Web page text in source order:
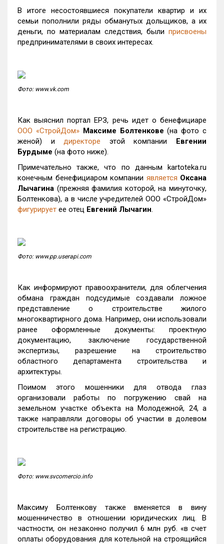
В итоге несостоявшиеся покупатели квартир и их
семьи пополнили ряды обманутых дольщиков, а их
деньги, по материалам следствия, были присвоены
предпринимателями в своих интересах.
Фото: www.vk.com
Как выяснил портал ЕРЗ, речь идет о бенефициаре
ООО «СтройДом» Максиме Болтенкове (на фото с
женой) идиректоре этой компании Евгении
Бурдыме (на фото ниже).
Примечательно также, что по данным kartoteka.ru
конечным бенефициаром компании является Оксана
Лычагина (прежняя фамилия которой, на минуточку,
Болтенкова), а в числе учредителей OOO «СтройДом»
фигурирует ее отец Евгений Лычагин.
Фото: www.pp.userapi.com
Как информируют правоохранители, для облегчения
обмана граждан подсудимые создавали ложное
представление о строительстве жилого
многоквартирного дома. Например, они использовали
ранее оформленные документы: проектную
документацию, заключение государственной
экспертизы, разрешение на строительство
областного департамента строительства и
архитектуры.
Поимом этого мошенники для отвода глаз
организовали работы по погружению свай на
земельном участке объекта на Молодежной, 24, а
также направляли договоры об участии в долевом
строительстве на регистрацию.
Фото: www.svcomercio.info
Максиму Болтенкову также вменяется в вину
мошенничество в отношении юридических лиц. В
частности, он незаконно получил 6 млн руб. «в счет
оплаты оборудования для котельной на строящийся